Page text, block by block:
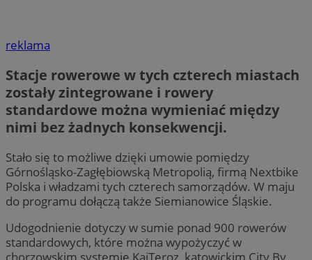
reklama
Stacje rowerowe w tych czterech miastach
zostały zintegrowane i rowery
standardowe można wymieniać między
nimi bez żadnych konsekwencji.
Stało się to możliwe dzięki umowie pomiędzy
Górnośląsko-Zagłębiowską Metropolią, firmą Nextbike
Polska i władzami tych czterech samorządów. W maju
do programu dołączą także Siemianowice Śląskie.
Udogodnienie dotyczy w sumie ponad 900 rowerów
standardowych, które można wypożyczyć w